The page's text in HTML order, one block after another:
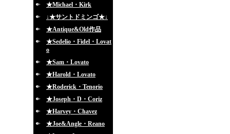
★Michael・Kirk
↓★サントドミンゴ★↓
★Antique&Old作品
★Sedelio・Fidel・Lovat
o
★Sam・Lovato
★Harold・Lovato
★Roderick・Tenorio
★Joseph・D・Coriz
★Harvey・Chavez
★Joe&Angle・Reano